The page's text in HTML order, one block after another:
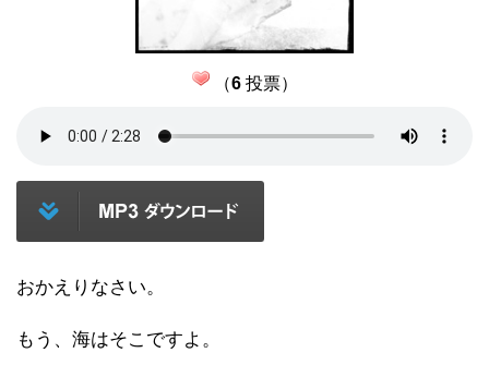
（6投票）
おかえりなさい。
もう、海はそこですよ。